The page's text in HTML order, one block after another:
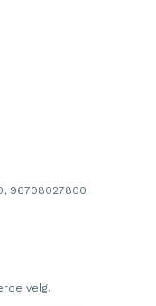
96708027800
velg.